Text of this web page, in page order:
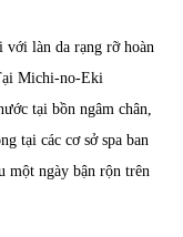
với làn da rạng rỡ hoàn
Michi-no-Eki
tại bồn ngâm chân,
tại các cơ sở spa ban
một ngày bận rộn trên